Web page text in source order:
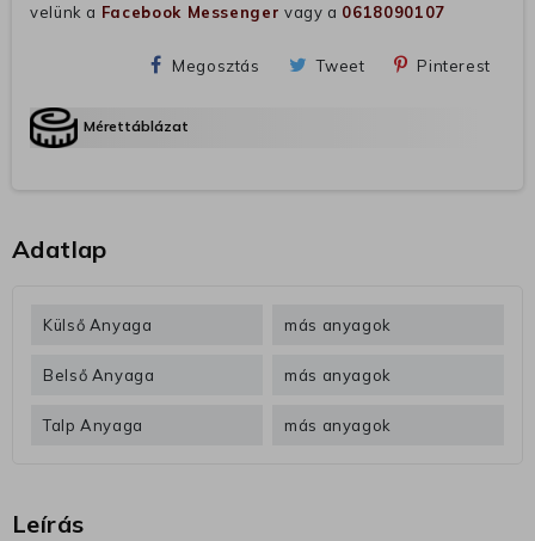
velünk a Facebook Messenger vagy a 0618090107
Megosztás Tweet Pinterest
Mérettáblázat
Adatlap
Külső Anyaga más anyagok
Belső Anyaga más anyagok
Talp Anyaga más anyagok
Leírás